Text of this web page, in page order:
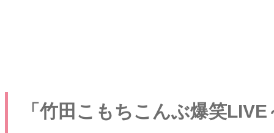
「竹田こもちこんぶ爆笑